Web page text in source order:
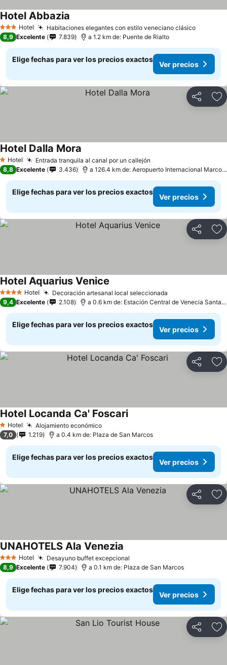
3 Estrellas
Hotel Habitaciones elegantes con estilo veneciano clásico
Hotel Abbazia
8,9 Excelente 7.839 a 1.2 km de: Puente de Rialto
Elige fechas para ver los precios exactos
Ver precios
Compartir
1 Estrellas
Hotel Entrada tranquila al canal por un callejón
Hotel Dalla Mora
8,8 Excelente 3.436 a 126.4 km de: Aeropuerto Internacional Marco Polo
Elige fechas para ver los precios exactos
Ver precios
Compartir
4 EstrellasHotel Decoración artesanal local seleccionada
Hotel Aquarius Venice
9,4 Excelente 2.108 a 0.6 km de: Estación Central de Venecia Santa Lucía
Elige fechas para ver los precios exactos
Ver precios
Compartir
1 Estrellas
Hotel Alojamiento económico
Hotel Locanda Ca' Foscari
7,0 1.219 a 0.4 km de: Plaza de San Marcos
Elige fechas para ver los precios exactos
Ver precios
Compartir
3 Estrellas
Hotel Desayuno buffet excepcional
UNAHOTELS Ala Venezia
8,9 Excelente 7.904 a 0.1 km de: Plaza de San Marcos
Elige fechas para ver los precios exactos
Ver precios
Compartir